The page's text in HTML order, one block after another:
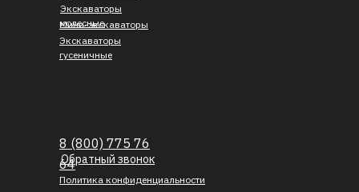
Экскаваторы
колесные
Обратный звонок
Экскаваторы
гусеничные
Мини-экскаваторы
8 (800) 775 76
64
Политика конфиденциальности